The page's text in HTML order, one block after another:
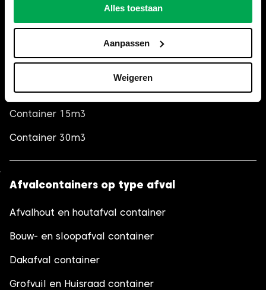
Alles toestaan
Aanpassen
Weigeren
Container 3m3
Container 10m3 (gesloten)
Container 10m3
Container 15m3
Container 30m3
Afvalcontainers op type afval
Afvalhout en houtafval container
Bouw- en sloopafval container
Dakafval container
Grofvuil en Huisraad container